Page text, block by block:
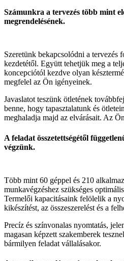
Számunkra a tervezés több mint
megrendelésének.
Szeretünk bekapcsolódni a tervezés
kezdetétől. Együtt tehetjük meg a
koncepciótól kezdve olyan
megfelel az Ön igényeinek.
Javaslatot teszünk ötletének
benne, hogy tapasztalatunk és
meghaladja majd az elvárásait. Az
A feladat összetettségétől
végzünk.
Több mint 60 géppel és 210
munkavégzéshez szükséges
Termelői kapacitásaink felölelik a
kikészítést, az összeszerelést és a
Precíz és színvonalas nyomtatás,
magasan képzett szakemberek
bármilyen feladat vállalásakor.